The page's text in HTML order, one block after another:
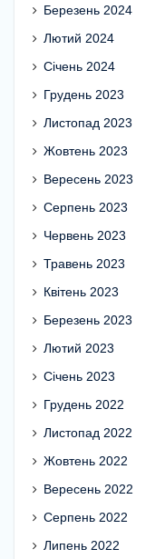
Березень 2024
Лютий 2024
Січень 2024
Грудень 2023
Листопад 2023
Жовтень 2023
Вересень 2023
Серпень 2023
Червень 2023
Травень 2023
Квітень 2023
Березень 2023
Лютий 2023
Січень 2023
Грудень 2022
Листопад 2022
Жовтень 2022
Вересень 2022
Серпень 2022
Липень 2022